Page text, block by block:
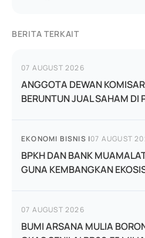
BERITA TERKAIT
07 AUGUST 2026
ANGGOTA DEWAN
BERUNTUN JUAL SAHAM DI
EKONOMI BISNIS |07 AUGUST
BPKH DAN BANK
GUNA KEMBANGKAN
07 AUGUST 2026
BUMI ARSANA MULIA